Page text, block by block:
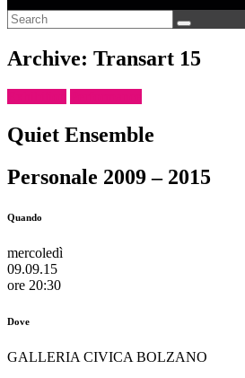
Archive: Transart 15
Quiet Ensemble
Personale 2009 – 2015
Quando
mercoledì
09.09.15
ore 20:30
Dove
GALLERIA CIVICA BOLZANO